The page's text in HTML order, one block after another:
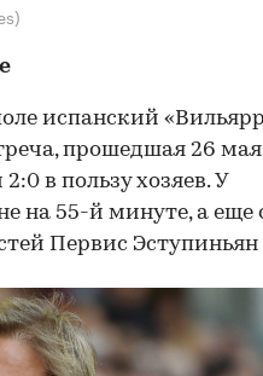
испанский
прошедшая 26
в пользу хозяев. У
на 55-й минуте, а еще
Первис Эступиньян